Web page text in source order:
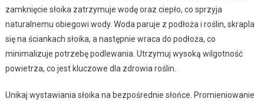
zamknięcie słoika zatrzymuje wodę oraz ciepło, co sprzyja
naturalnemu obiegowi wody. Woda paruje z podłoża i roślin, skrapla
się na ściankach słoika, a następnie wraca do podłoża, co
minimalizuje potrzebę podlewania. Utrzymuj wysoką wilgotność
powietrza, co jest kluczowe dla zdrowia roślin.
Unikaj wystawiania słoika na bezpośrednie słońce. Promieniowanie